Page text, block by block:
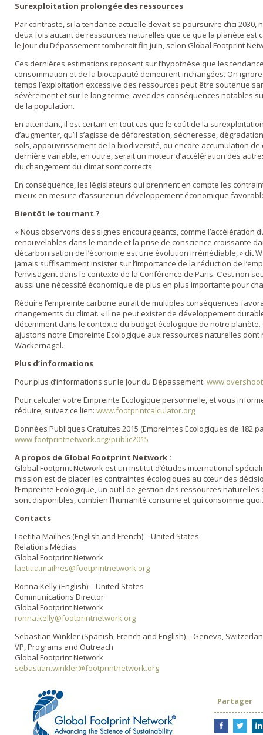
Surexploitation prolongée des ressources
Par contraste, si la tendance actuelle devait se poursuivre d’ici
deux fois autant de ressources naturelles que ce que la planète est
le Jour du Dépassement tomberait fin juin, selon Global Footprint
Ces dernières estimations reposent sur l’hypothèse que les
consommation et de la biocapacité demeurent inchangées. On
temps l’exploitation excessive des ressources peut être soutenue
sévèrement et sur le long-terme, avec des conséquences notables
de la population.
En attendant, il est certain en tout cas que le coût de la
d’augmenter, qu’il s’agisse de déforestation, sècheresse,
sols, appauvrissement de la biodiversité, ou encore accumulation de
dernière variable, en outre, serait un moteur d’accélération des
du changement du climat sont corrects.
En conséquence, les législateurs qui prennent en compte les
mieux en mesure d’assurer un développement économique
Bientôt le tournant ?
« Nous observons des signes encourageants, comme l’accélération
renouvelables dans le monde et la prise de conscience croissante
décarbonisation de l’économie est une évolution irrémédiable, » dit
jamais suffisamment insister sur l’importance de la réduction de
l’envisagent dans le contexte de la Conférence de Paris. C’est non
aussi une nécessité économique de plus en plus importante pour
Réduire l’empreinte carbone aurait de multiples conséquences
changements du climat. « Il ne peut exister de développement
décemment dans le contexte du budget écologique de notre planète.
ajustons notre Empreinte Ecologique aux ressources naturelles
Wackernagel.
Plus d’informations
Pour plus d’informations sur le Jour du Dépassement:
Pour calculer votre Empreinte Ecologique personnelle, et vous
réduire, suivez ce lien: www.footprintcalculator.org
Données Publiques Gratuites 2015 (Empreintes Ecologiques de 182
www.footprintnetwork.org/public2015
A propos de Global Footprint Network :
Global Footprint Network est un institut d’études international
mission est de placer les contraintes écologiques au cœur des
l’Empreinte Ecologique, un outil de gestion des ressources
sont disponibles, combien l’humanité consume et qui consomme quoi.
Contacts
Laetitia Mailhes (English and French) – United States
Relations Médias
Global Footprint Network
laetitia.mailhes@footprintnetwork.org
Ronna Kelly (English) – United States
Communications Director
Global Footprint Network
ronna.kelly@footprintnetwork.org
Sebastian Winkler (Spanish, French and English) – Geneva,
VP, Programs and Outreach
Global Footprint Network
sebastian.winkler@footprintnetwork.org
Partager